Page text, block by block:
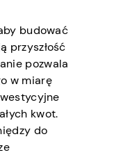
budować
przyszłość
pozwala
w miarę
kwot.
do